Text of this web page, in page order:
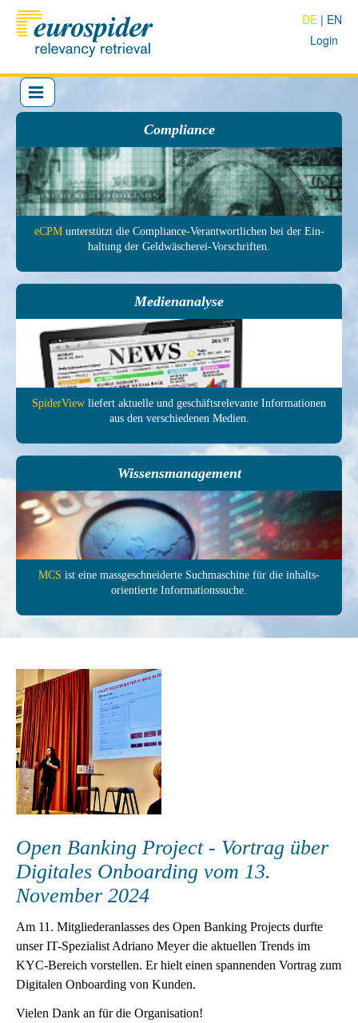
Login
DE EN
Compliance
eCPMunter­stützt die Com­pliance-Ver­antwort­lichen bei der Ein­
haltung der Geld­wäscherei-Vor­schrif­ten.
Medienanalyse
SpiderView liefert aktuelle und ge­schäfts­relevante In­forma­tionen
aus den ver­schie­denen Medien.
Wissensmanagement
MCS ist eine mass­ge­schneiderte Such­maschine für die inhalts­
orientierte In­formations­suche.
Open Banking Project - Vortrag über
Digitales Onboarding vom 13.
November 2024
Am 11. Mitgliederanlasses des Open Banking Projects durfte
unser IT-Spezialist Adriano Meyer die aktuellen Trends im
KYC-Bereich vorstellen. Er hielt einen spannenden Vortrag zum
Digitalen Onboarding von Kunden.
Vielen Dank an für die Organisation!